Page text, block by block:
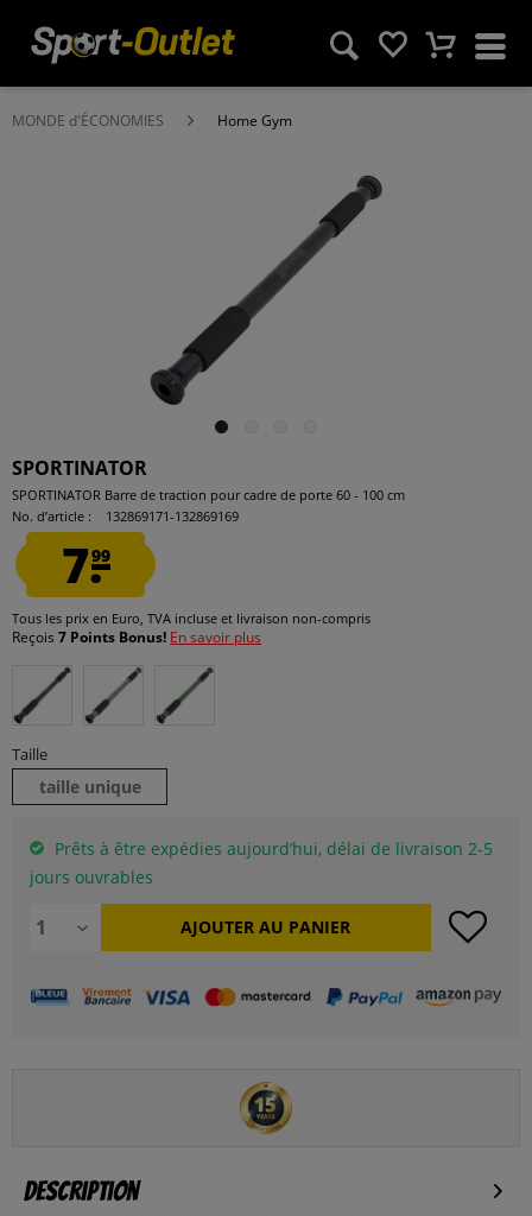
MONDE d'ÉCONOMIES Home Gym
SPORTINATOR
SPORTINATOR Barre de traction pour cadre de porte 60 - 100 cm
No. d’article :
132869171-132869169
7.99
Tous les prix en Euro, TVA incluse et livraison non-compris
Reçois 7 Points Bonus! En savoir plus
Taille
taille unique
Prêts à être expédies aujourd’hui, délai de livraison 2-5
jours ouvrables
AJOUTER AU PANIER
Description